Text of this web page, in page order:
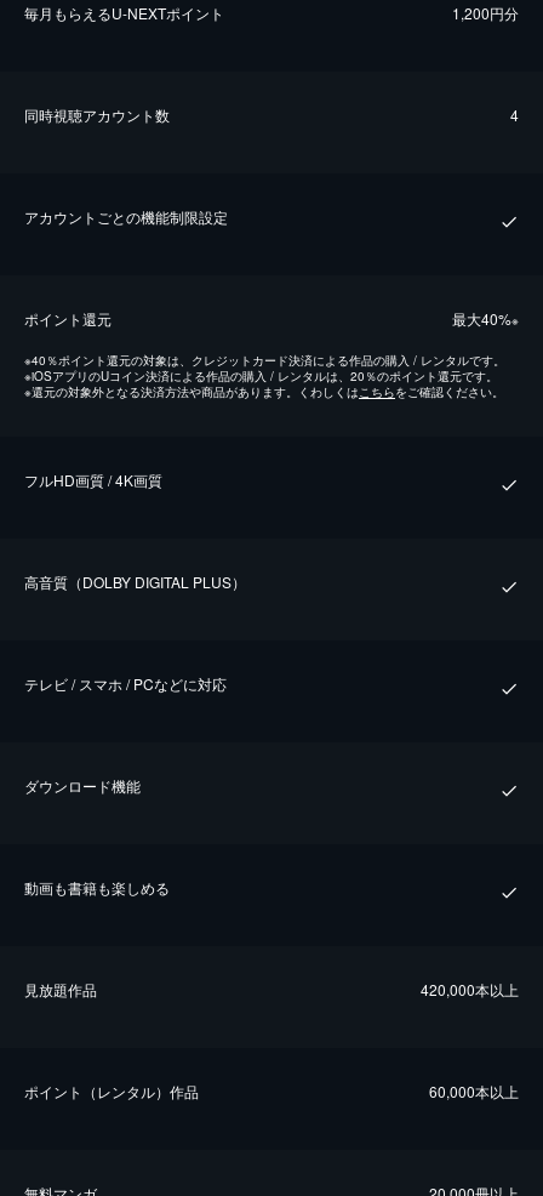
毎⽉もらえるU-NEXTポイント 1,200円分
同時視聴アカウント数 4
アカウントごとの機能制限設定
ポイント還元 最⼤40%※
※40％ポイント還元の対象は、クレジットカード決済による作品の購入 / レンタルです。
※iOSアプリのUコイン決済による作品の購入 / レンタルは、20％のポイント還元です。
※還元の対象外となる決済方法や商品があります。くわしくは こちらをご確認ください。
フルHD画質 / 4K画質
⾼⾳質（DOLBY DIGITAL PLUS）
テレビ / スマホ / PCなどに対応
ダウンロード機能
動画も書籍も楽しめる
⾒放題作品 420,000本以上
ポイント（レンタル）作品 60,000本以上